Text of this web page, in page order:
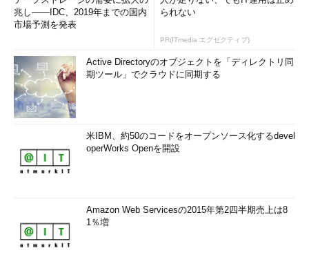
兆し――IDC、2019年までの国内
市場予測を発表
られない
PR(ITmedia エグゼクティブ)
Active Directoryのオブジェクトを「ディレクトリ同
期ツール」でクラウドに同期する
米IBM、約50のコードをオープンソース化するdevel
operWorks Openを開設
Amazon Web Servicesの2015年第2四半期売上は8
1％増